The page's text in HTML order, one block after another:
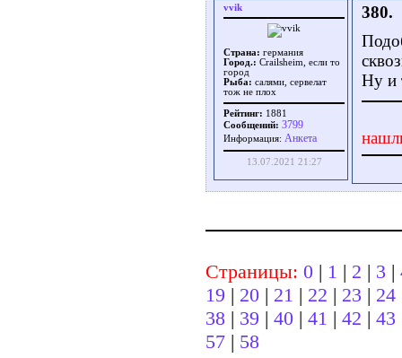
vvik
Страна: германия
Город.: Crailsheim, если то
город
Рыба: салями, сервелат
тож не плох
Рейтинг: 1881
Сообщений: 3799
Информация: Aнкета
13.07.2021 21:27
380.
Ну и
Страницы: 0 | 1 | 2 | 3 |
19 | 20 | 21 | 22 | 23 | 24
38 | 39 | 40 | 41 | 42 | 43
57 | 58